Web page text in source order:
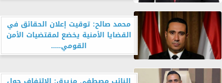
محمد صالح: توقيت إعلان الحقائق في
القضايا الأمنية يخضع لمقتضيات الأمن
القومي.....